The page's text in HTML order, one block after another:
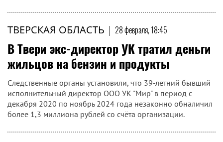
ТВЕРСКАЯ ОБЛАСТЬ | 28 февраля, 18:45
В Твери экс-директор УК тратил деньги
жильцов на бензин и продукты
Следственные органы установили, что 39-летний бывший
исполнительный директор ООО УК "Мир" в период с
декабря 2020 по ноябрь 2024 года незаконно обналичил
более 1,3 миллиона рублей со счёта организации.